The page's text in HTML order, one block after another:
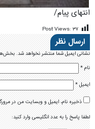
انتهای پیام/
Post Views: ۳۷
ارسال نظر
نشانی ایمیل شما منتشر نخواهد شد.
نام*
ایمیل*
ذخیره نام، ایمیل و وبسایت من در
لطفا پاسخ را به عدد انگلیسی وارد کنید: